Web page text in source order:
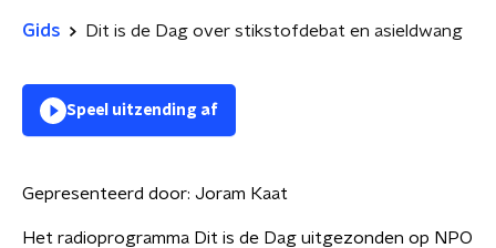
Gids Dit is de Dag over stikstofdebat en asieldwang
Speel uitzending af
Gepresenteerd door: Joram Kaat
Het radioprogramma Dit is de Dag uitgezonden op NPO